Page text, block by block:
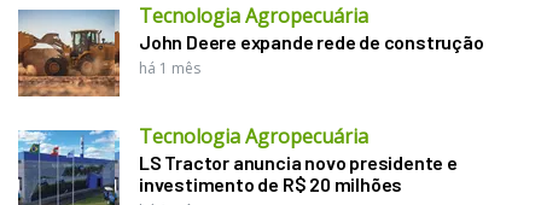
Tecnologia Agropecuária
John Deere expande rede de construção
há 1 mês
Tecnologia Agropecuária
LS Tractor anuncia novo presidente e
investimento de R$ 20 milhões